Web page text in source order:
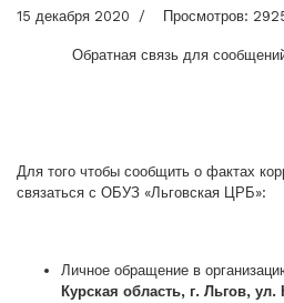
15 декабря 2020 Просмотров:
Обратная связь для
Для того чтобы сообщить о фактах
связаться с ОБУЗ «Льговская ЦРБ»:
Личное обращение в
Курская область, г. Льгов,